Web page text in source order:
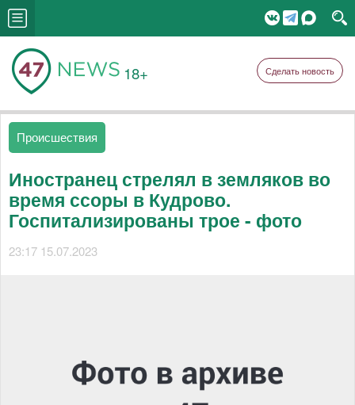
18+ Сделать новость
Происшествия
Иностранец стрелял в земляков во
время ссоры в Кудрово.
Госпитализированы трое - фото
23:17 15.07.2023